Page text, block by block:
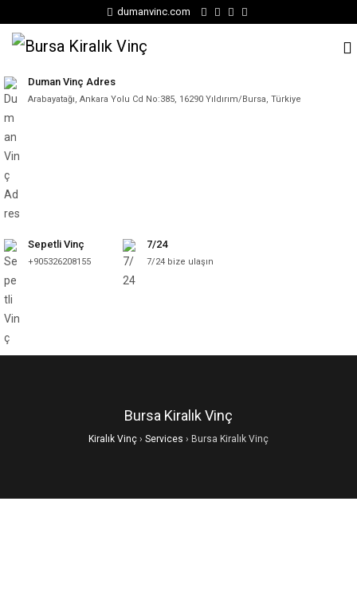
dumanvinc.com
Duman Vinç Adres
Arabayatağı, Ankara Yolu Cd No:385, 16290 Yıldırım/Bursa, Türkiye
Sepetli Vinç
+905326208155
7/24
7/24 bize ulaşın
Bursa Kiralık Vinç
Kiralık Vinç › Services › Bursa Kiralık Vinç